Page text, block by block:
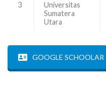
3
Universitas
Sumatera
Utara
GOOGLE SCHOOLAR